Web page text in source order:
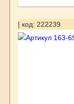
| код: 222239